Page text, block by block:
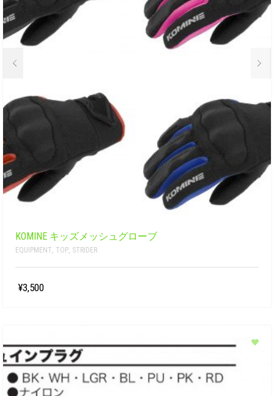
KOMINE キッズメッシュグローブ
EQUIPMENT, TOP, STRIDER
¥3,500